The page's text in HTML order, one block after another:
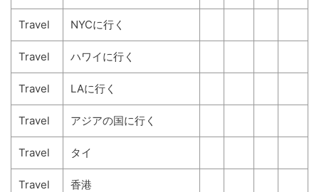
Travel NYCに行く
Travel ハワイに行く
Travel LAに行く
Travel アジアの国に行く
Travel タイ
Travel 香港